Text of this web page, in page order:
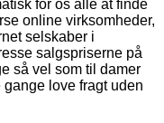
for os alle at finde
online virksomheder,
selskaber i
salgspriserne på
så vel som til damer
love fragt uden